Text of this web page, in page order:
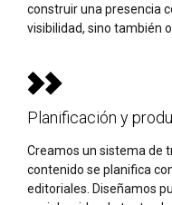
construir una presencia
visibilidad, sino también
Planificación y
Creamos un sistema de
contenido se planifica
editoriales. Diseñamos